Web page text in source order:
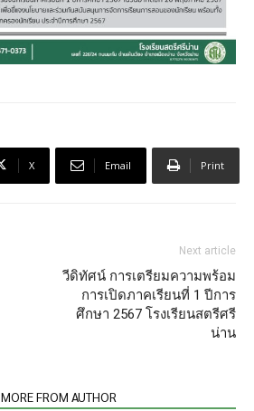
X Email Print
Next article
วีดิทัศน์ การเตรียมความพร้อม
การเปิดภาคเรียนที่ 1 ปีการ
ศึกษา 2567 โรงเรียนสตรีศรี
น่าน
MORE FROM AUTHOR